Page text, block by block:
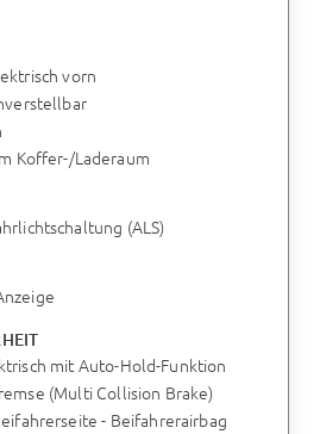
vorn
Koffer-/Laderaum
(ALS)
mit Auto-Hold-Funktion
(Multi Collision Brake)
- Beifahrerairbag